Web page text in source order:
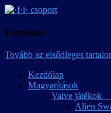
·f·i· csoport
Főmenü
Tovább az elsődleges
Kezdőlap
Magyarítások
Valve
Alien